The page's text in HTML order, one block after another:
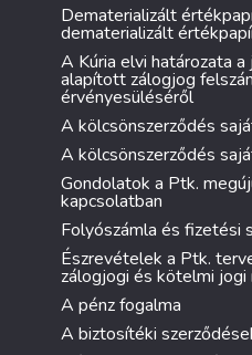
Dematerializált
dematerializált
A Kúria elvi határozata
alapított zálogjog
érvényesüléséről
A kölcsönszerződés
A kölcsönszerződés
Gondolatok a Ptk.
kapcsolatban
Folyószámla és fizetési
Észrevételek a Ptk.
zálogjogi és kötelmi jogi
A pénz fogalma
A biztosítéki